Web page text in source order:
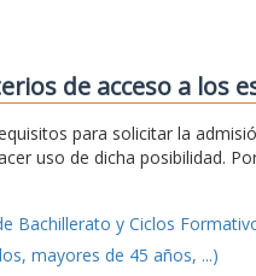
de acceso a los
para solicitar la
uso de dicha posibilidad.
Bachillerato y Ciclos
mayores de 45 años, ...)